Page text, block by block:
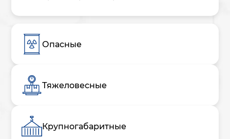
Опасные
Тяжеловесные
Крупногабаритные